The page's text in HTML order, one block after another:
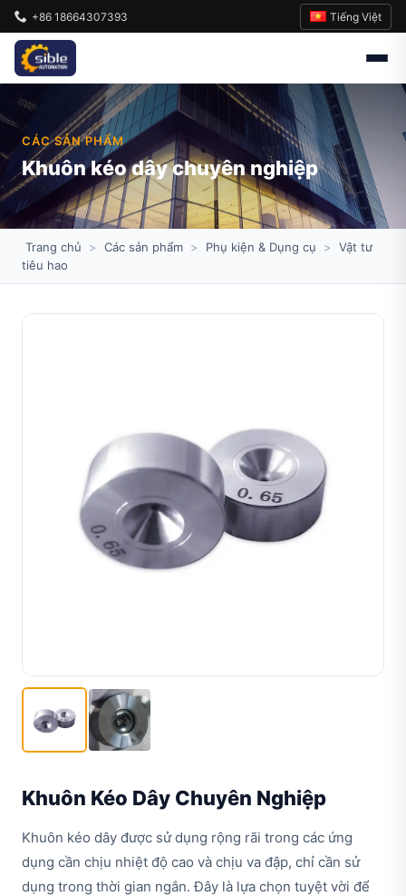
+86 18664307393 Tiếng Việt
CÁC SẢN PHẨM
Khuôn kéo dây chuyên nghiệp
Trang chủ > Các sản phẩm > Phụ kiện & Dụng cụ >
Vật tư
tiêu hao
Khuôn Kéo Dây Chuyên Nghiệp
Khuôn kéo dây được sử dụng rộng rãi trong các ứng
dụng cần chịu nhiệt độ cao và chịu va đập, chỉ cần sử
dụng trong thời gian ngắn. Đây là lựa chọn tuyệt vời để